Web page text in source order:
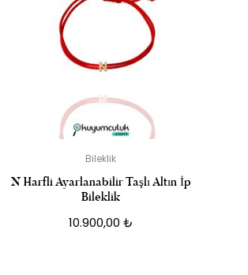
Bileklik
N Harfli Ayarlanabilir Taşlı Altın İp
Bileklik
10.900,00₺